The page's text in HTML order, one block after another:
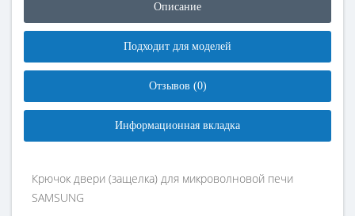
Описание
Подходит для моделей
Отзывов (0)
Информационная вкладка
Крючок двери (защелка) для микроволновой печи
SAMSUNG